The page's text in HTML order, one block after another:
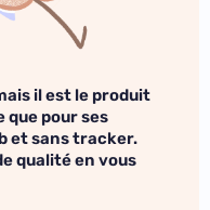
il est le produit
pour ses
et sans tracker.
qualité en vous